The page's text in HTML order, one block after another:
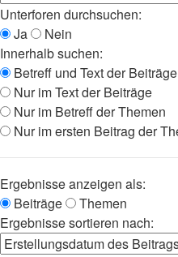
Unterforen durchsuchen:
Ja
Nein
Innerhalb suchen:
Betreff und Text der Beiträge
Nur im Text der Beiträge
Nur im Betreff der Themen
Nur im ersten Beitrag der
Ergebnisse anzeigen als:
Beiträge
Themen
Ergebnisse sortieren nach: